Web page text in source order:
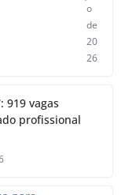
o
de
20
26
919 vagas
profissional